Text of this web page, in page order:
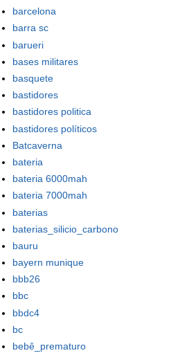
barcelona
barra sc
barueri
bases militares
basquete
bastidores
bastidores politica
bastidores políticos
Batcaverna
bateria
bateria 6000mah
bateria 7000mah
baterias
baterias_silicio_carbono
bauru
bayern munique
bbb26
bbc
bbdc4
bc
bebê_prematuro